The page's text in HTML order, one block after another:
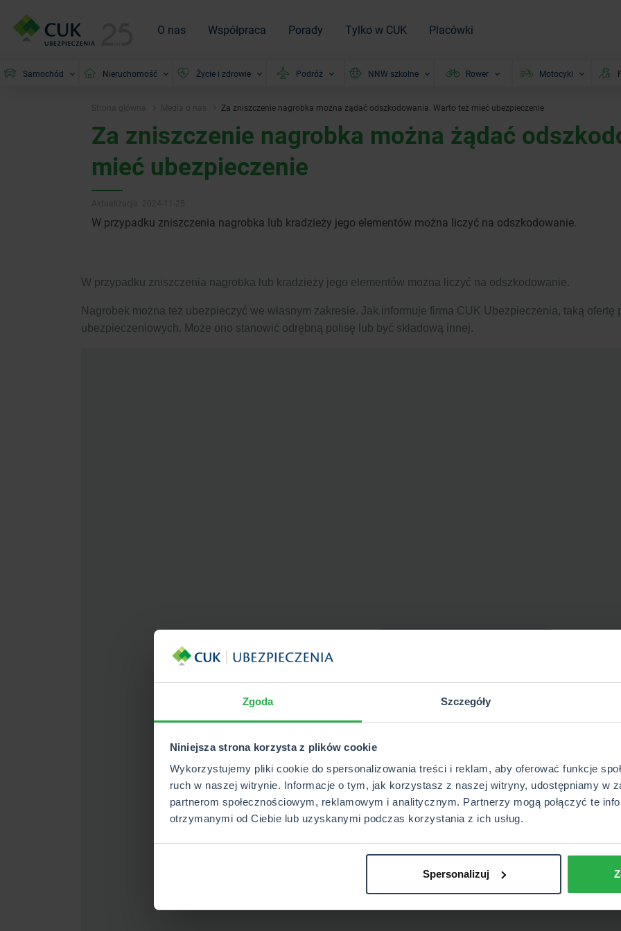
Zgoda Szczegóły
Niniejsza strona korzysta z plików cookie
Wykorzystujemy pliki cookie do spersonalizowania treści i reklam, aby oferować funkcje
ruch w naszej witrynie. Informacje o tym, jak korzystasz z naszej witryny, udostępniamy w
partnerom społecznościowym, reklamowym i analitycznym. Partnerzy mogą połączyć te
otrzymanymi od Ciebie lub uzyskanymi podczas korzystania z ich usług.
Spersonalizuj
O nas Współpraca Porady Tylko w CUK Placówki
Samochód Nieruchomość Życie i zdrowie Podróż NNW szkolne Rower Motocykl
Za zniszczenie nagrobka można żądać odszkodowania. Warto też mieć ubezpieczenie
Za zniszczenie nagrobka można żądać
mieć ubezpieczenie
W przypadku zniszczenia nagrobka lub kradzieży jego elementów można liczyć na odszkodowanie.
W przypadku zniszczenia nagrobka lub kradzieży jego elementów można liczyć na odszkodowanie.
Nagrobek można też ubezpieczyć we własnym zakresie. Jak informuje firma CUK Ubezpieczenia, taką
ubezpieczeniowych. Może ono stanowić odrębną polisę lub być składową innej.